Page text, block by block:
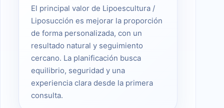
El principal valor de Lipoescultura /
Liposucción es mejorar la proporción
de forma personalizada, con un
resultado natural y seguimiento
cercano. La planificación busca
equilibrio, seguridad y una
experiencia clara desde la primera
consulta.